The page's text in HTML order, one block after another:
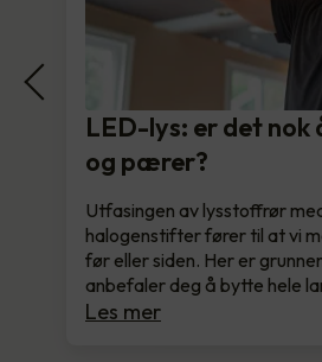
LED-lys: er det nok
og pærer?
Utfasingen av lysstoffrør
halogenstifter fører til at vi
før eller siden. Her er
anbefaler deg å bytte hele
Les mer